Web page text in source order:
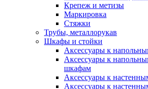
Крепеж и метизы
Маркировка
Стяжки
Трубы, металлорукав
Шкафы и стойки
Аксессуары к
Аксессуары к
шкафам
Аксессуары к
Аксессуары к